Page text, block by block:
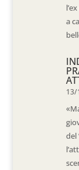
a
13/
del